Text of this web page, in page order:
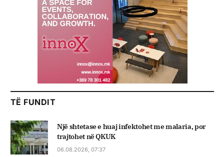
TË FUNDIT
Një shtetase e huaj infektohet me malaria, por
trajtohet në QKUK
06.08.2026, 07:37